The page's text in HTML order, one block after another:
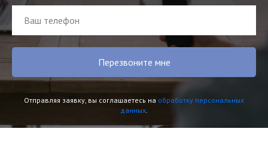
Перезвоните мне
Отправляя заявку, вы соглашаетесь на обработку персональных
данных